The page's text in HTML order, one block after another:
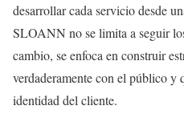
desarrollar cada servicio desde
SLOANN no se limita a seguir
cambio, se enfoca en construir
verdaderamente con el público y
identidad del cliente.